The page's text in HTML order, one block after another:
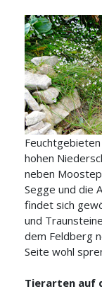
hohen
neben
Segge und die
findet sich
und
dem Feldberg
Seite wohl
Tierarten auf